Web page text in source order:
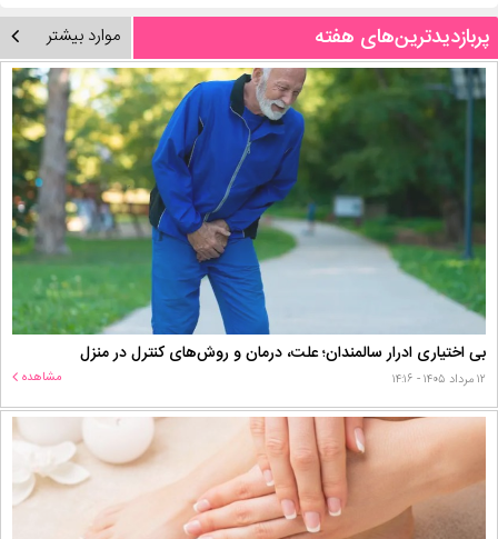
پربازدیدترین‌های هفته موارد بیشتر
بی اختیاری ادرار سالمندان؛ علت، درمان و روش‌های کنترل در منزل
۱۲ مرداد ۱۴۰۵ - ۱۴:۱۶ مشاهده